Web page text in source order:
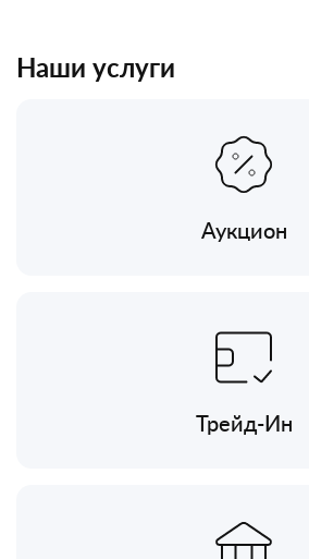
Наши услуги
Аукцион
Трейд-Ин